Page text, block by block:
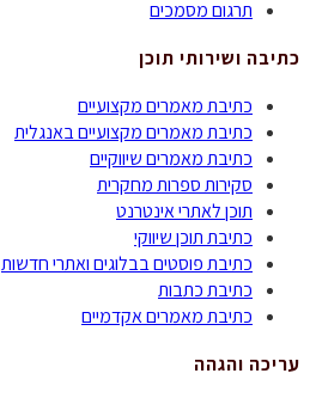
תרגום מסמכים
כתיבה ושירותי תוכן
כתיבת מאמרים מקצועיים
כתיבת מאמרים מקצועיים באנגלית
כתיבת מאמרים שיווקיים
סקירות ספרות מחקרית
תוכן לאתרי אינטרנט
כתיבת תוכן שיווקי
כתיבת פוסטים בבלוגים ואתרי חדשות
כתיבת כתבות
כתיבת מאמרים אקדמיים
עריכה והגהה